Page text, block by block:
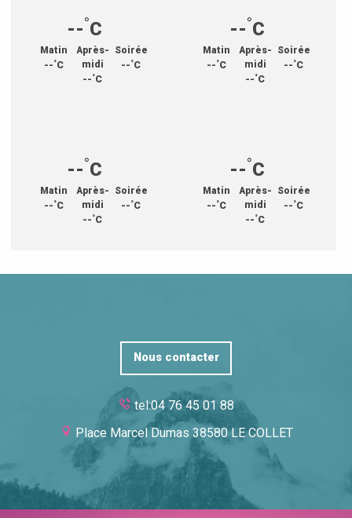
--°C
Matin
--°C
Après-
midi
--°C
Soirée
--°C
--°C
Matin
--°C
Après-
midi
--°C
Soirée
--°C
--°C
Matin
--°C
Après-
midi
--°C
Soirée
--°C
--°C
Matin
--°C
Après-
midi
--°C
Soirée
--°C
Nous contacter
tel:04 76 45 01 88
Place Marcel Dumas 38580 LE COLLET